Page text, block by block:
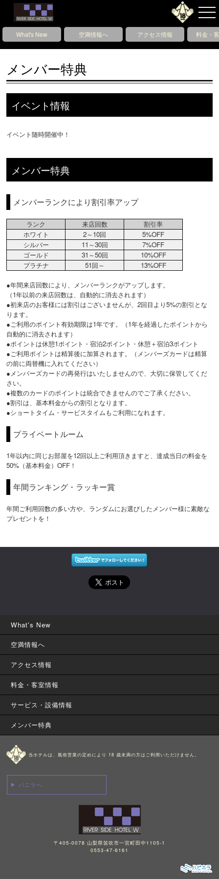
What's New 空満情報へ アクセス情報 料金・
メンバー特典
イベント情報
イベント随時開催中！
メンバー特典
メンバーランクにより割引率アップ
ランク 来店回数
割引率
ホワイト
2～10回
5%OFF
シルバー
11～30回
7%OFF
ゴールド
31～50回
10%OFF
プラチナ
51回～ 13%OFF
●年間来店回数により、メンバーランクがアップします。
（1年以前の来店回数は、自動的に消去されます）
●初来店のお客様には割引はございませんが、2回目より5%の割引とな
ります。
●ご利用のポイント有効期限は1年です。（1年を経過したポイントから
自動的に消去されます）
●ポイントは休憩1ポイント・宿泊2ポイント・休憩＋宿泊3ポイント
●ご利用ポイントは精算後に加算されます。（メンバーズカードは精算
の前に両替機に入れてください）
●メンバーズカードの再発行はいたしませんので、大切に保管してくだ
さい。
●複数のカードのポイントは統合できませんのでご了承ください。
●割引は、基本料金からの割引となります。
●ショートタイム・サービスタイムもご利用になれます。
プライベートルーム
1年以内に同じお部屋を12回以上ご利用頂きますと、達成当日の料金を
50%（基本料金）OFF！
年間ランキング・ラッキー賞
年間ご利用回数の多い方や、ランダムにお選びしたメンバー様に素敵な
プレゼントを！
What's New
空満情報へ
アクセス情報
料金・客室情報
サービス・設備情報
メンバー特典
当ホテルは、風俗営業の定めにより 18 歳未満の方はご利用いただけません。
バニラへ
〒405-0078 山梨県笛吹市一宮町田中1105-1
0553-47-6161